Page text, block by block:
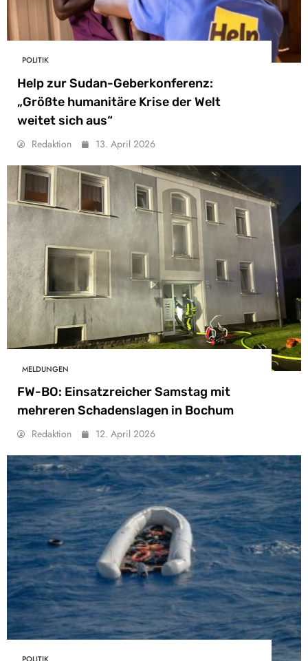
POLITIK
Help zur Sudan-Geberkonferenz:
„Größte humanitäre Krise der Welt
weitet sich aus“
Redaktion 13. April 2026
MELDUNGEN
FW-BO: Einsatzreicher Samstag mit
mehreren Schadenslagen in Bochum
Redaktion 12. April 2026